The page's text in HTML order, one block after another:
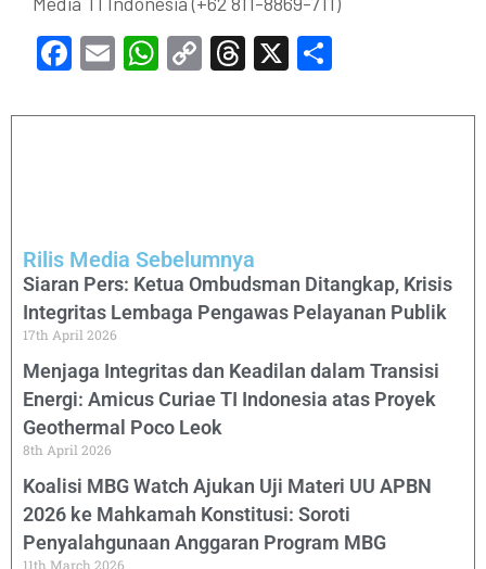
Facebook
EmailWhatsApp
CopyThreads
X
Rilis Media Sebelumnya
Siaran Pers: Ketua Ombudsman Ditangkap, Krisis
Integritas Lembaga Pengawas Pelayanan Publik
17th April 2026
Menjaga Integritas dan Keadilan dalam Transisi
Energi: Amicus Curiae TI Indonesia atas Proyek
Geothermal Poco Leok
8th April 2026
Koalisi MBG Watch Ajukan Uji Materi UU APBN
2026 ke Mahkamah Konstitusi: Soroti
Penyalahgunaan Anggaran Program MBG
11th March 2026